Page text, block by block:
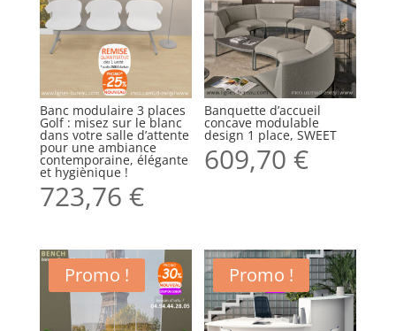
Banc modulaire 3 places
Golf : misez sur le blanc
dans votre salle d’attente
pour une ambiance
contemporaine, élégante
et hygiènique !
723,76 €
Banquette d’accueil
concave modulable
design 1 place, SWEET
609,70€
Promo ! Promo !